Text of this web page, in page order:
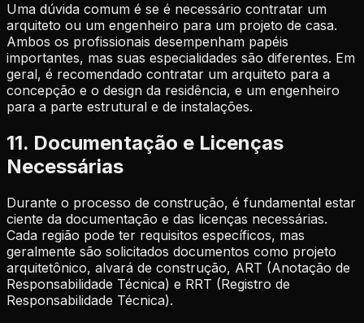
Uma dúvida comum é se é necessário contratar um
arquiteto ou um engenheiro para um projeto de casa.
Ambos os profissionais desempenham papéis
importantes, mas suas especialidades são diferentes. Em
geral, é recomendado contratar um arquiteto para a
concepção e o design da residência, e um engenheiro
para a parte estrutural e de instalações.
11. Documentação e Licenças
Necessárias
Durante o processo de construção, é fundamental estar
ciente da documentação e das licenças necessárias.
Cada região pode ter requisitos específicos, mas
geralmente são solicitados documentos como projeto
arquitetônico, alvará de construção, ART (Anotação de
Responsabilidade Técnica) e RRT (Registro de
Responsabilidade Técnica).